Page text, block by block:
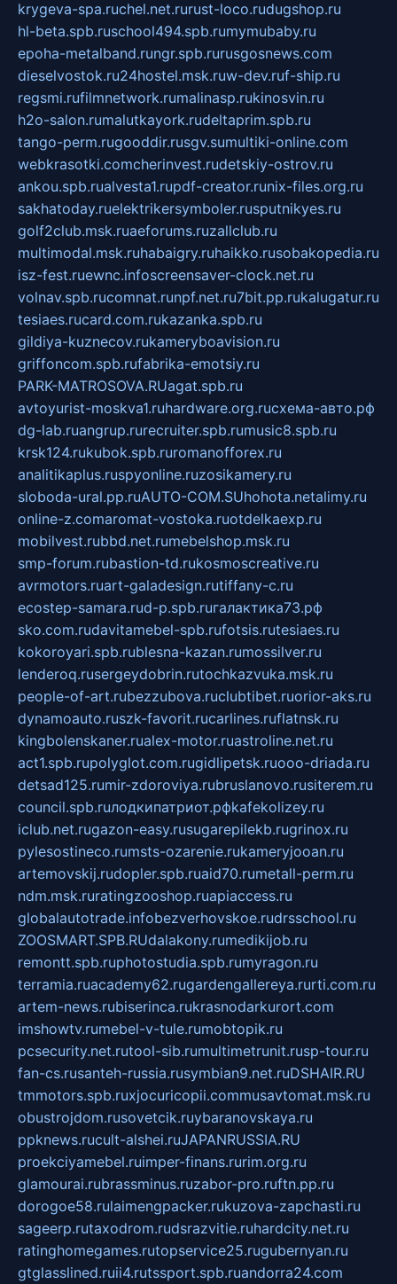
krygeva-spa.ruchel.net.rurust-loco.rudugshop.ru
hl-beta.spb.ruschool494.spb.rumymubaby.ru
epoha-metalband.rungr.spb.rurusgosnews.com
dieselvostok.ru24hostel.msk.ruw-dev.ruf-ship.ru
regsmi.rufilmnetwork.rumalinasp.rukinosvin.ru
h2o-salon.rumalutkayork.rudeltaprim.spb.ru
tango-perm.rugooddir.rusgv.sumultiki-online.com
webkrasotki.comcherinvest.rudetskiy-ostrov.ru
ankou.spb.rualvesta1.rupdf-creator.runix-files.org.ru
sakhatoday.ruelektrikersymboler.rusputnikyes.ru
golf2club.msk.ruaeforums.ruzallclub.ru
multimodal.msk.ruhabaigry.ruhaikko.rusobakopedia.ru
isz-fest.ruewnc.infoscreensaver-clock.net.ru
volnav.spb.rucomnat.runpf.net.ru7bit.pp.rukalugatur.ru
tesiaes.rucard.com.rukazanka.spb.ru
gildiya-kuznecov.rukameryboavision.ru
griffoncom.spb.rufabrika-emotsiy.ru
PARK-MATROSOVA.RUagat.spb.ru
avtoyurist-moskva1.ruhardware.org.ruсхема-авто.рф
dg-lab.ruangrup.rurecruiter.spb.rumusic8.spb.ru
krsk124.rukubok.spb.ruromanofforex.ru
analitikaplus.ruspyonline.ruzosikamery.ru
sloboda-ural.pp.ruAUTO-COM.SUhohota.netalimy.ru
online-z.comaromat-vostoka.ruotdelkaexp.ru
mobilvest.rubbd.net.rumebelshop.msk.ru
smp-forum.rubastion-td.rukosmoscreative.ru
avrmotors.ruart-galadesign.rutiffany-c.ru
ecostep-samara.rud-p.spb.ruгалактика73.рф
sko.com.rudavitamebel-spb.rufotsis.rutesiaes.ru
kokoroyari.spb.rublesna-kazan.rumossilver.ru
lenderoq.rusergeydobrin.rutochkazvuka.msk.ru
people-of-art.rubezzubova.ruclubtibet.ruorior-aks.ru
dynamoauto.ruszk-favorit.rucarlines.ruflatnsk.ru
kingbolenskaner.rualex-motor.ruastroline.net.ru
act1.spb.rupolyglot.com.rugidlipetsk.ruooo-driada.ru
detsad125.rumir-zdoroviya.rubruslanovo.rusiterem.ru
council.spb.ruлодкипатриот.рфkafekolizey.ru
iclub.net.rugazon-easy.rusugarepilekb.rugrinox.ru
pylesostineco.rumsts-ozarenie.rukameryjooan.ru
artemovskij.rudopler.spb.ruaid70.rumetall-perm.ru
ndm.msk.ruratingzooshop.ruapiaccess.ru
globalautotrade.infobezverhovskoe.rudrsschool.ru
ZOOSMART.SPB.RUdalakony.rumedikijob.ru
remontt.spb.ruphotostudia.spb.rumyragon.ru
terramia.ruacademy62.rugardengallereya.rurti.com.ru
artem-news.rubiserinca.rukrasnodarkurort.com
imshowtv.rumebel-v-tule.rumobtopik.ru
pcsecurity.net.rutool-sib.rumultimetrunit.rusp-tour.ru
fan-cs.rusanteh-russia.rusymbian9.net.ruDSHAIR.RU
tmmotors.spb.ruxjocuricopii.commusavtomat.msk.ru
obustrojdom.rusovetcik.ruybaranovskaya.ru
ppknews.rucult-alshei.ruJAPANRUSSIA.RU
proekciyamebel.ruimper-finans.rurim.org.ru
glamourai.rubrassminus.ruzabor-pro.ruftn.pp.ru
dorogoe58.rulaimengpacker.rukuzova-zapchasti.ru
sageerp.rutaxodrom.rudsrazvitie.ruhardcity.net.ru
ratinghomegames.rutopservice25.rugubernyan.ru
gtglasslined.ruii4.rutssport.spb.ruandorra24.com